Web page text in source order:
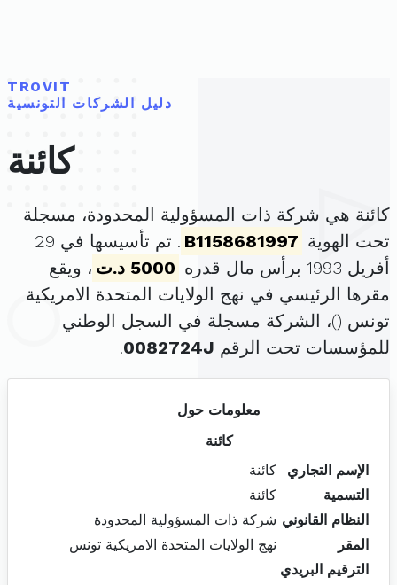
TROVIT
دليل الشركات التونسية
كائنة
كائنة هي شركة ذات المسؤولية المحدودة، مسجلة
تحت الهوية B1158681997
. تم تأسيسها في 29
أفريل 1993 برأس مال قدره
5000 د.ت
، ويقع
مقرها الرئيسي في نهج الولايات المتحدة الامريكية
تونس ()، الشركة مسجلة في السجل الوطني
للمؤسسات تحت الرقم 0082724J
.
معلومات حول
كائنة
الإسم التجاري
كائنة
التسمية
كائنة
النظام القانوني شركة ذات المسؤولية المحدودة
المقر
نهج الولايات المتحدة الامريكية تونس
الترقيم البريدي